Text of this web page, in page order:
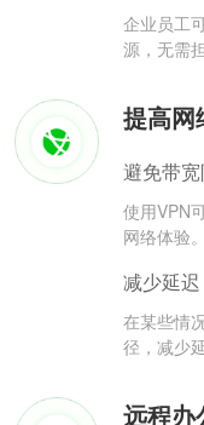
企业员工
源，无需
提高网
避免带
使用VPN
网络体验。
减少延迟
在某些情
径，减少
远程办